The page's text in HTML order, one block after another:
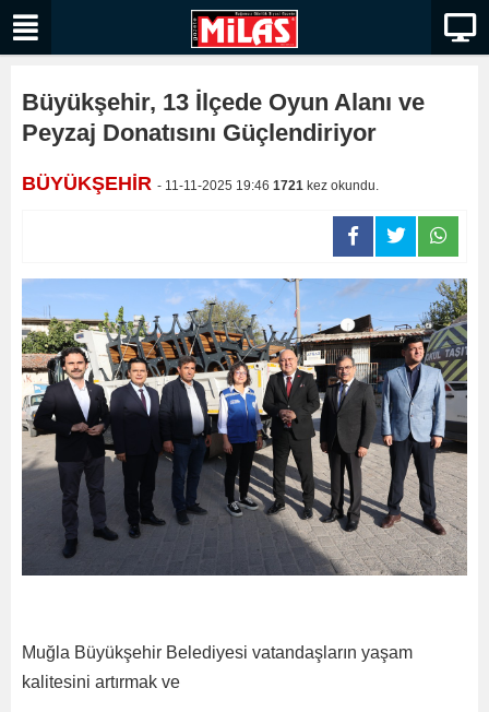
Büyükşehir, 13 İlçede Oyun Alanı ve
Peyzaj Donatısını Güçlendiriyor
BÜYÜKŞEHİR - 11-11-2025 19:46 1721 kez okundu.
Muğla Büyükşehir Belediyesi vatandaşların yaşam
kalitesini artırmak ve